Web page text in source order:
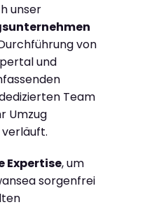
unser
von
und
Team
Umzug
Expertise, um
sorgenfrei